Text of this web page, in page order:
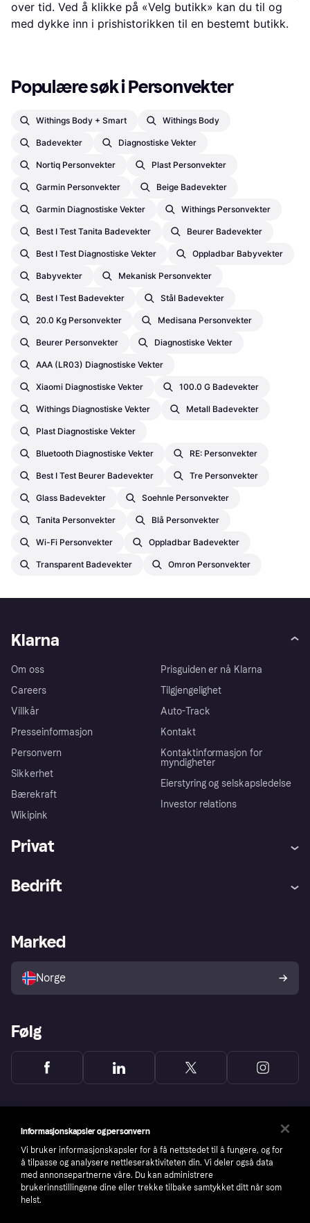
over tid. Ved å klikke på «Velg butikk» kan du til og
med dykke inn i prishistorikken til en bestemt butikk.
Populære søk i Personvekter
Withings Body + Smart Withings Body
Badevekter Diagnostiske Vekter
Nortiq Personvekter Plast Personvekter
Garmin Personvekter Beige Badevekter
Garmin Diagnostiske Vekter Withings Personvekter
Best I Test Tanita Badevekter Beurer Badevekter
Best I Test Diagnostiske Vekter Oppladbar Babyvekter
Babyvekter Mekanisk Personvekter
Best I Test Badevekter Stål Badevekter
20.0 Kg Personvekter Medisana Personvekter
Beurer Personvekter Diagnostiske Vekter
AAA (LR03) Diagnostiske Vekter
Xiaomi Diagnostiske Vekter 100.0 G Badevekter
Withings Diagnostiske Vekter Metall Badevekter
Plast Diagnostiske Vekter
Bluetooth Diagnostiske Vekter RE: Personvekter
Best I Test Beurer Badevekter Tre Personvekter
Glass Badevekter Soehnle Personvekter
Tanita Personvekter Blå Personvekter
Wi-Fi Personvekter Oppladbar Badevekter
Transparent Badevekter Omron Personvekter
Klarna
Om oss
Careers
Villkår
Presseinformasjon
Personvern
Sikkerhet
Bærekraft
Wikipink
Prisguiden er nå Klarna
Tilgjengelighet
Auto-Track
Kontakt
Kontaktinformasjon for
myndigheter
Eierstyring og selskapsledelse
Investor relations
Privat
Utforsk butikker
Bedrift
Merchant portal
Marked
Norge
Følg
Informasjonskapsler og personvern
Vi bruker informasjonskapsler for å få nettstedet til å fungere, og for
å tilpasse og analysere nettleseraktiviteten din. Vi deler også data
med annonsepartnerne våre. Du kan administrere
brukerinnstillingene dine eller trekke tilbake samtykket ditt når som
helst.